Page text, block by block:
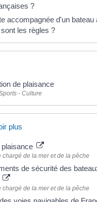
?
accompagnée d'un bateau
les règles ?
de plaisance
- Culture
plus
chargé de la mer et de la pêche
de sécurité des
chargé de la mer et de la pêche